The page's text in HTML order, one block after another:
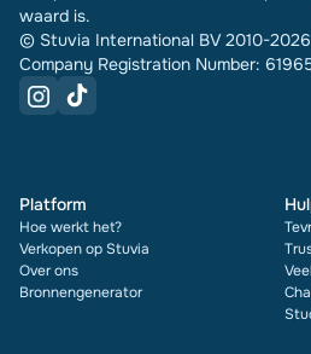
waard is.
© Stuvia International BV 2010-2026
Company Registration Number:
Platform
Hoe werkt het?
Verkopen op Stuvia
Over ons
Bronnengenerator